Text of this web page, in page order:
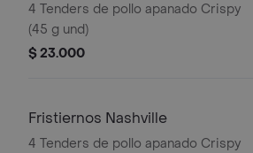
4 Tenders de pollo apanado Crispy
(45 g und)
$ 23.000
Fristiernos Nashville
4 Tenders de pollo apanado Crispy